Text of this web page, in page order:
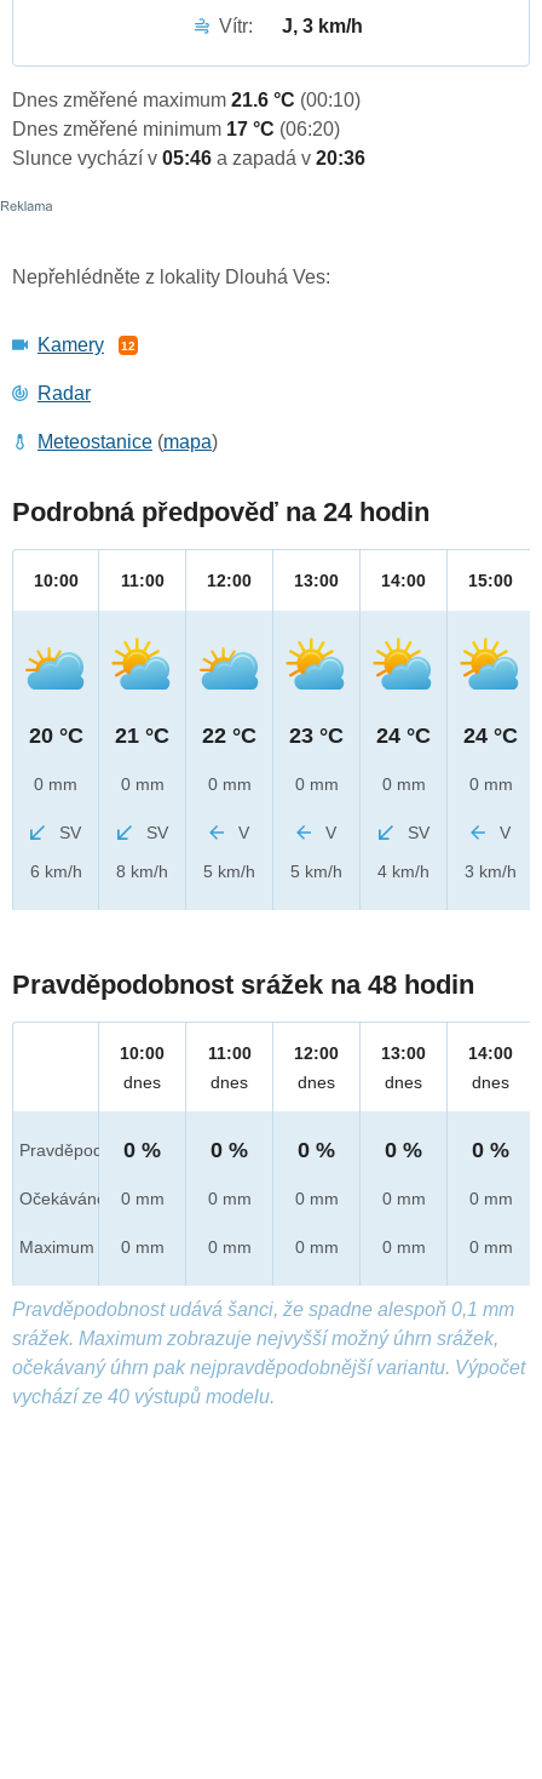
Vítr:
J, 3 km/h
Dnes změřené maximum 21.6 °C (00:10)
Dnes změřené minimum 17 °C (06:20)
Slunce vychází v 05:46 a zapadá v 20:36
Nepřehlédněte z lokality Dlouhá Ves:
Kamery 12
Radar
Meteostanice (mapa)
Podrobná předpověď na 24 hodin
10:00
20 °C
0 mm
SV
6 km/h
11:00
21 °C
0 mm
SV
8 km/h
12:00
22 °C
0 mm
V
5 km/h
13:00
23 °C
0 mm
V
5 km/h
14:00
24 °C
0 mm
SV
4 km/h
15:00
24 °C
0 mm
V
3 km/h
Pravděpodobnost srážek na 48 hodin
Pravděpod.
Očekáváno
Maximum
10:00
dnes
0 %
0 mm
0 mm
11:00
dnes
0 %
0 mm
0 mm
12:00
dnes
0 %
0 mm
0 mm
13:00
dnes
0 %
0 mm
0 mm
14:00
dnes
0 %
0 mm
0 mm
Pravděpodobnost udává šanci, že spadne alespoň 0,1 mm
srážek. Maximum zobrazuje nejvyšší možný úhrn srážek,
očekávaný úhrn pak nejpravděpodobnější variantu. Výpočet
vychází ze 40 výstupů modelu.